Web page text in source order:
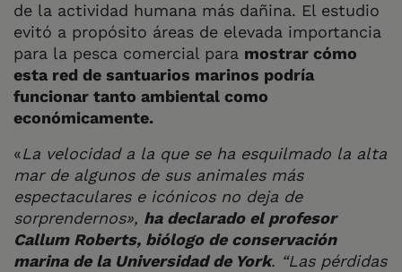
de la actividad humana más dañina. El estudio
evitó a propósito áreas de elevada importancia
para la pesca comercial para mostrar cómo
esta red de santuarios marinos podría
funcionar tanto ambiental como
económicamente.
«La velocidad a la que se ha esquilmado la alta
mar de algunos de sus animales más
espectaculares e icónicos no deja de
sorprendernos», ha declarado el profesor
Callum Roberts, biólogo de conservación
marina de la Universidad de York. “Las pérdidas